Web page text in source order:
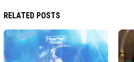
RELATED POSTS